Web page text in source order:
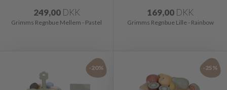
249,00 DKK
Grimms Regnbue Mellem - Pastel
169,00 DKK
Grimms Regnbue Lille - Rainbow
-20% -25%